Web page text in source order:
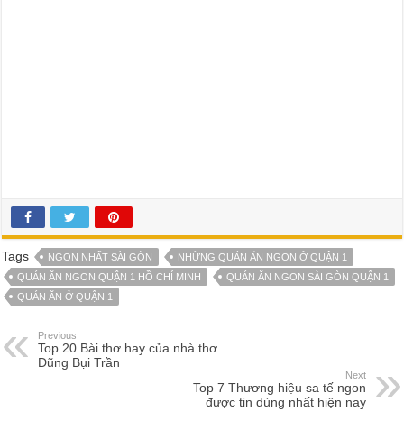
Tags NGON NHẤT SÀI GÒN
NHỮNG QUÁN ĂN NGON Ở QUẬN 1
QUÁN ĂN NGON QUẬN 1 HỒ CHÍ MINH
QUÁN ĂN NGON SÀI GÒN QUẬN 1
QUÁN ĂN Ở QUẬN 1
Previous
Top 20 Bài thơ hay của nhà thơ
Dũng Bụi Trần
Next
Top 7 Thương hiệu sa tế ngon
được tin dùng nhất hiện nay